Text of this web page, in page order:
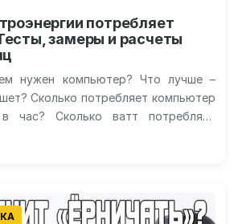
потребляет
замеры и расчеты
нужен компьютер? Что лучше –
Сколько потребляет компьютер
в час? Сколько ватт потребляет